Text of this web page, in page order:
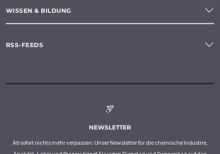
WISSEN & BILDUNG
RSS-FEEDS
NEWSLETTER
Ab sofort nichts mehr verpassen: Unser Newsletter für die chemische Industrie,